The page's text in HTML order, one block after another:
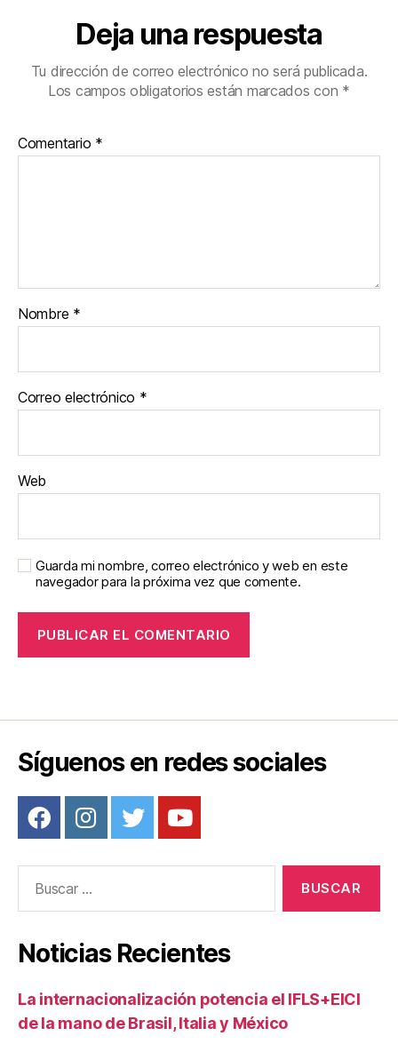
Deja una respuesta
Tu dirección de correo electrónico no será publicada.
Los campos obligatorios están marcados con *
Comentario *
Nombre *
Correo electrónico *
Web
Guarda mi nombre, correo electrónico y web en este
navegador para la próxima vez que comente.
Síguenos en redes sociales
Noticias Recientes
La internacionalización potencia el IFLS+EICI
de la mano de Brasil, Italia y México